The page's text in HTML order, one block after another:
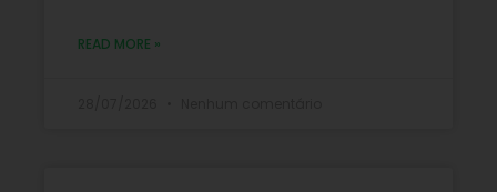
READ MORE »